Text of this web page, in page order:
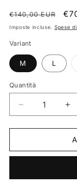
Prezzo
di
€140,00 EUR
Imposte incluse. Spese
Variant
M L
Quantità
Quantità
Diminuisci
quantità
per
Limited
-
-